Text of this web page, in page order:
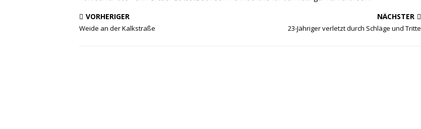
VORHERIGER
Weide an der Kalkstraße
NÄCHSTER
23-Jähriger verletzt durch Schläge und Tritte